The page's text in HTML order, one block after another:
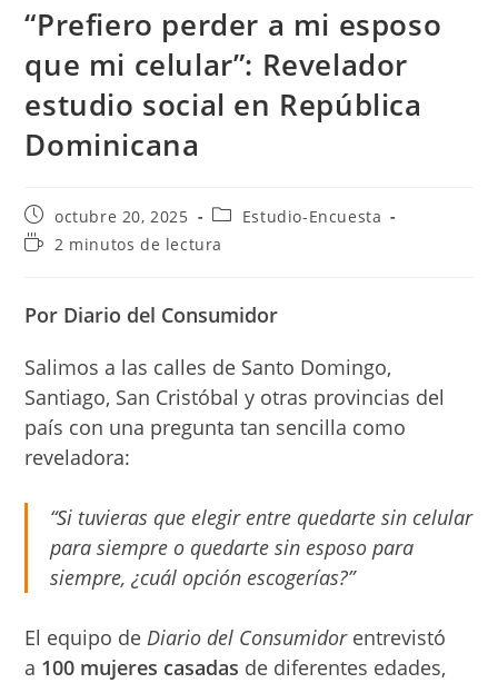
“Prefiero perder a mi esposo
que mi celular”: Revelador
estudio social en República
Dominicana
Publicación
de
la
octubre 20, 2025
Categoría
la
Estudio-Encuesta
Tiempo2 minutos de lectura
Por Diario del Consumidor
Salimos a las calles de Santo Domingo,
Santiago, San Cristóbal y otras provincias del
país con una pregunta tan sencilla como
reveladora:
“Si tuvieras que elegir entre quedarte sin celular
para siempre o quedarte sin esposo para
siempre, ¿cuál opción escogerías?”
El equipo deDiario del Consumidorentrevistó
a 100 mujeres casadas de diferentes edades,